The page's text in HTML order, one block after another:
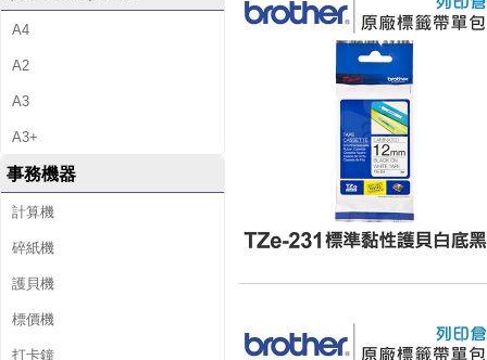
A4
A2
A3
A3+
事務機器
計算機
碎紙機
護貝機
標價機
打卡鐘